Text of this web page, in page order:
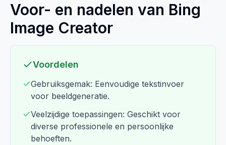
Voor- en nadelen van Bing
Image Creator
Voordelen
Gebruiksgemak: Eenvoudige tekstinvoer
voor beeldgeneratie.
Veelzijdige toepassingen: Geschikt voor
diverse professionele en persoonlijke
behoeften.